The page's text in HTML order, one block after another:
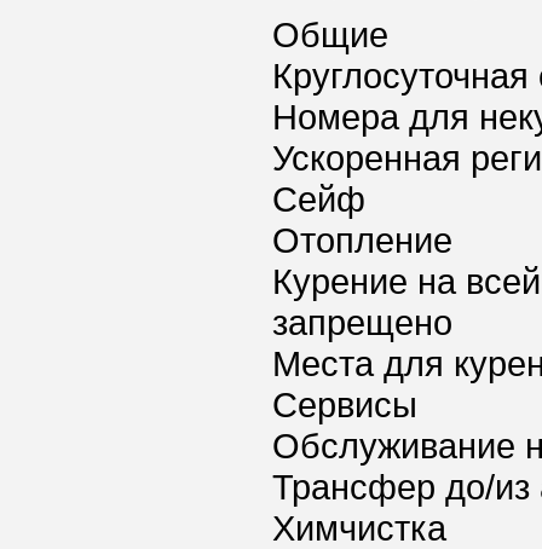
Общие
Номера для
Ускоренная
Сейф
Отопление
Курение на
запрещено
Места для
Сервисы
Обслуживание
Трансфер до/из
Химчистка